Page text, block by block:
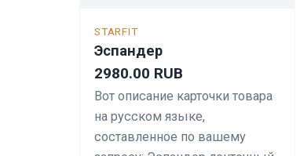
STARFIT
Эспандер
2980.00 RUB
Вот описание карточки товара
на русском языке,
составленное по вашему